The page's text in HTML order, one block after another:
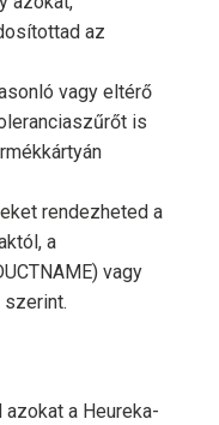
az
vagy eltérő
is
rendezheted a
a
vagy
szerint.
a Heureka-